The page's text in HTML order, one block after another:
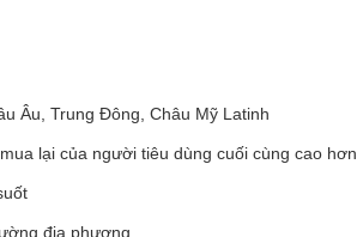
Âu, Trung Đông, Châu Mỹ Latinh
lại của người tiêu dùng cuối cùng cao hơn
địa phương